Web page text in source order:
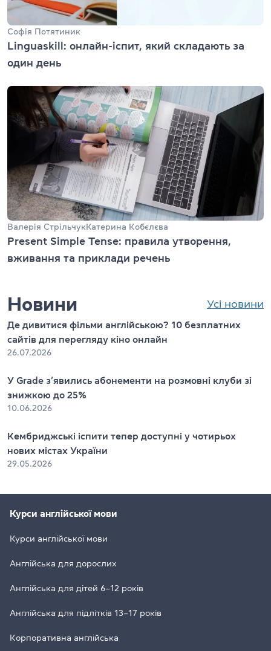
Софія Потятиник
Linguaskill: онлайн-іспит, який складають за
один день
Валерія Стрільчук Катерина Кобєлєва
Present Simple Tense: правила утворення,
вживання та приклади речень
Новини Усі новини
Де дивитися фільми англійською? 10 безплатних
сайтів для перегляду кіно онлайн
26.07.2026
У Grade з’явились абонементи на розмовні клуби зі
знижкою до 25%
10.06.2026
Кембриджські іспити тепер доступні у чотирьох
нових містах України
29.05.2026
Курси англійської мови
Курси англійської мови
Англійська для дорослих
Англійська для дітей 6–12 років
Англійська для підлітків 13–17 років
Корпоративна англійська